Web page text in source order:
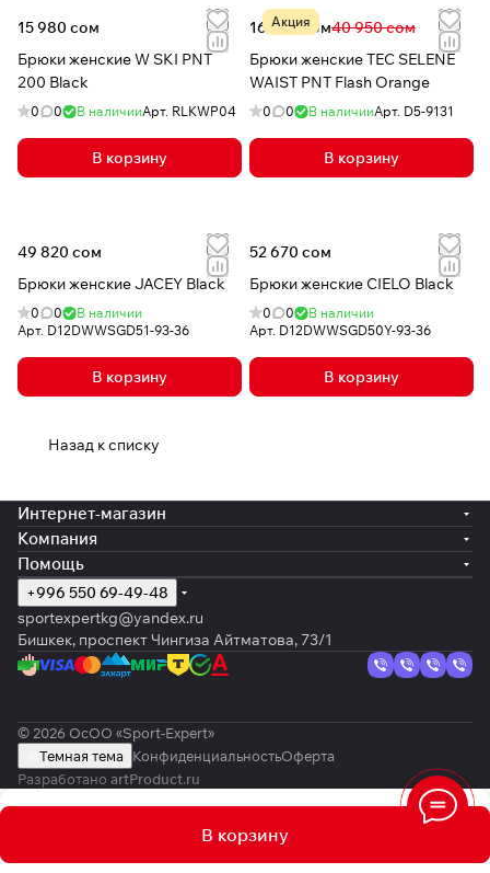
15 980 сом
Брюки женские W SKI PNT
200 Black
0 0 В наличииАрт. RLKWP04
В корзину
Акция
16 509 сом40 950 сом
Брюки женские TEC SELENE
WAIST PNT Flash Orange
0 0 В наличииАрт. D5-9131
В корзину
49 820 сом
Брюки женские JACEY Black
0 0
В наличии
Арт. D12DWWSGD51-93-36
В корзину
52 670 сом
Брюки женские CIELO Black
0 0
В наличии
Арт. D12DWWSGD50Y-93-36
В корзину
Назад к списку
В корзину
Интернет-магазин
Компания
Помощь
+996 550 69-49-48
sportexpertkg@yandex.ru
Бишкек, проспект Чингиза Айтматова, 73/1
© 2026 ОсОО «Sport-Expert»
Темная тема
КонфиденциальностьОферта
Разработано artProduct.ru